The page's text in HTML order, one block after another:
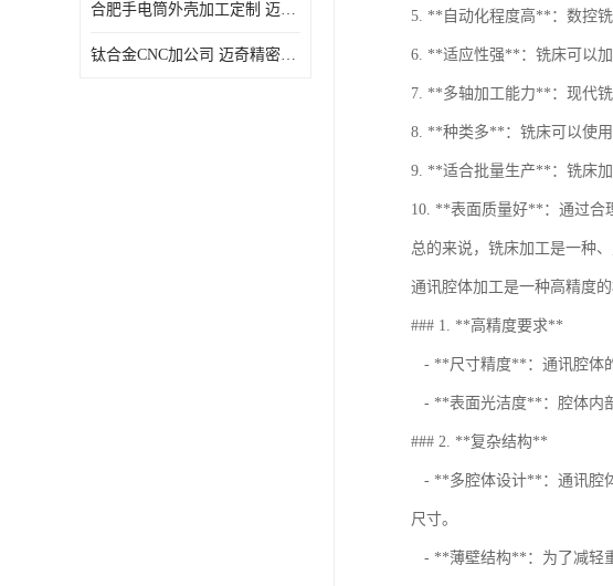
合肥手电筒外壳加工定制 迈奇精密机械 批量订单可免费打样
钛合金CNC加公司 迈奇精密机械 批量订单可免费打样
5. **自动化程度高**：数控
6. **适应性强**：铣床可以
7. **多轴加工能力**：现代
8. **种类多**：铣床可以使
9. **适合批量生产**：铣床
10. **表面质量好**：通过合
总的来说，铣床加工是一种
通讯腔体加工是一种高精度
### 1. **高精度要求**
- **尺寸精度**：通讯腔体
- **表面光洁度**：腔体内
### 2. **复杂结构**
- **多腔体设计**：通讯腔
尺寸。
- **薄壁结构**：为了减轻